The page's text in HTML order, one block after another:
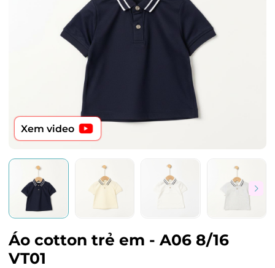
Xem video
Áo cotton trẻ em - A06 8/16
VT01